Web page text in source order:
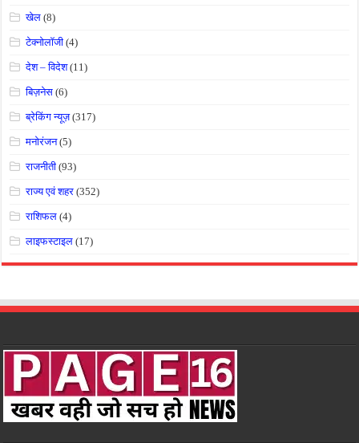
खेल (8)
टेक्नोलॉजी (4)
देश – विदेश(11)
बिज़नेस (6)
ब्रेकिंग न्यूज़(317)
मनोरंजन(5)
राजनीती (93)
राज्य एवं शहर (352)
राशिफल (4)
लाइफस्टाइल (17)